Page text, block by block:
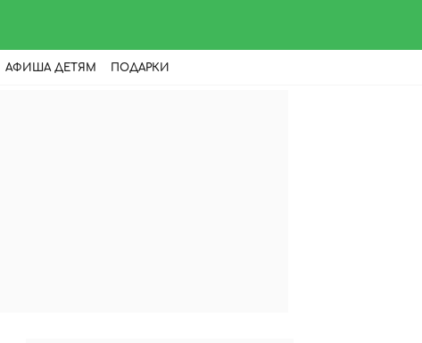
АФИША ДЕТЯМ ПОДАРКИ